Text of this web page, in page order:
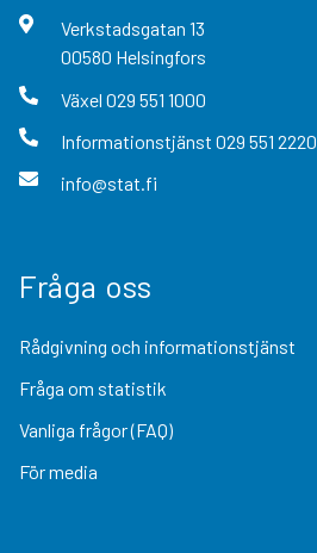
Verkstadsgatan 13
00580 Helsingfors
Växel 029 551 1000
Informationstjänst 029 551 2220
info@stat.fi
Fråga oss
Rådgivning och informationstjänst
Fråga om statistik
Vanliga frågor (FAQ)
För media